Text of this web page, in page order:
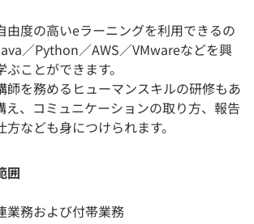
由度の高いeラーニングを利用できるの
／Python／AWS／VMwareなどを興
ことができます。
師を務めるヒューマンスキルの研修もあ
え、コミュニケーションの取り方、報告
なども身につけられます。
囲
業務および付帯業務